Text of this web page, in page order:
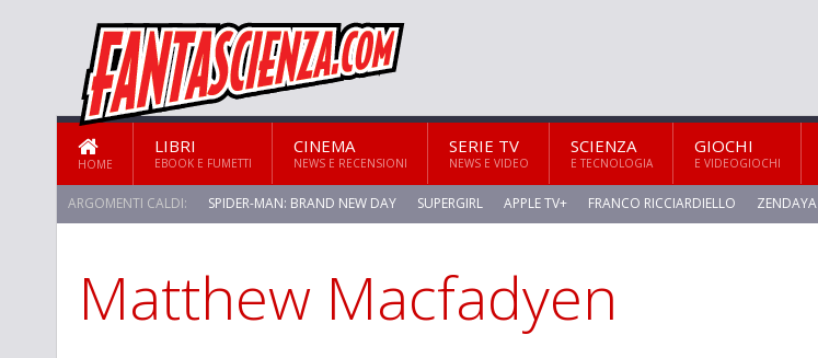
HOME
LIBRI
EBOOK E FUMETTI
CINEMA
NEWS E RECENSIONI
SERIE TV
NEWS E VIDEO
SCIENZA
E TECNOLOGIA
GIOCHI
E VIDEOGIOCHI
ARGOMENTI CALDI: SPIDER-MAN: BRAND NEW DAY SUPERGIRL APPLE TV+ FRANCO RICCIARDIELLO ZENDAYA
STAR TREK: STRANGE NEW WORLDS
Matthew Macfadyen